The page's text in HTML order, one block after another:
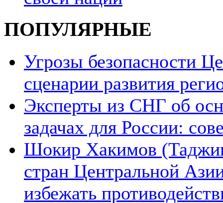
ПОПУЛЯРНЫЕ
Угрозы безопасности
сценарии развития
Эксперты из СНГ об
задачах для России:
Шокир Хакимов
стран Центральной
избежать